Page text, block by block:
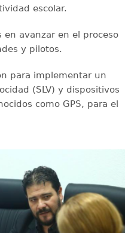
escolar.
en avanzar en el proceso
y pilotos.
para implementar un
(SLV) y dispositivos
como GPS, para el